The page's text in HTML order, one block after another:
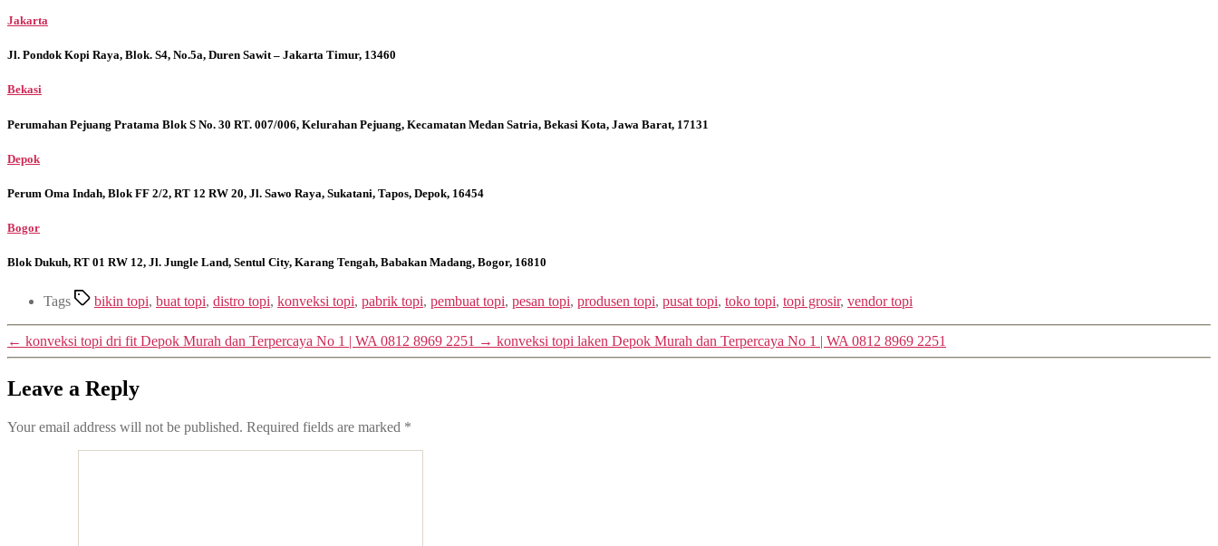
Jakarta
Jl. Pondok Kopi Raya, Blok. S4, No.5a, Duren Sawit – Jakarta Timur, 13460
Bekasi
Perumahan Pejuang Pratama Blok S No. 30 RT. 007/006, Kelurahan Pejuang, Kecamatan Medan Satria, Bekasi Kota, Jawa Barat, 17131
Depok
Perum Oma Indah, Blok FF 2/2, RT 12 RW 20, Jl. Sawo Raya, Sukatani, Tapos, Depok, 16454
Bogor
Blok Dukuh, RT 01 RW 12, Jl. Jungle Land, Sentul City, Karang Tengah, Babakan Madang, Bogor, 16810
Tags bikin topi, buat topi, distro topi, konveksi topi, pabrik topi, pembuat topi, pesan topi, produsen topi, pusat topi, toko topi, topi grosir, vendor topi
← konveksi topi dri fit Depok Murah dan Terpercaya No 1 | WA 0812 8969 2251 → konveksi topi laken Depok Murah dan Terpercaya No 1 | WA 0812 8969 2251
Leave a Reply
Your email address will not be published. Required fields are marked *